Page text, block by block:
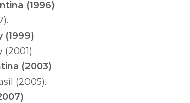
(1996)
(1999)
(2001).
(2003)
(2005).